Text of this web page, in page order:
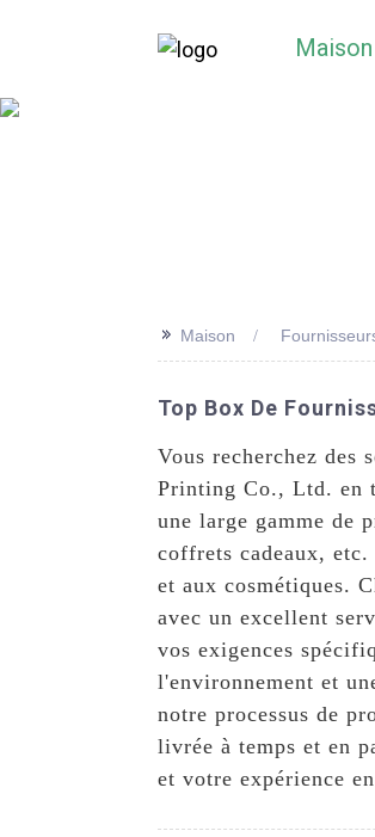
Maison
>> Maison
Top Box De
Vous recherchez des
Printing Co., Ltd. en
une large gamme de
coffrets cadeaux,
et aux cosmétiques.
avec un excellent
vos exigences
l'environnement et
notre processus de
livrée à temps et en
et votre expérience